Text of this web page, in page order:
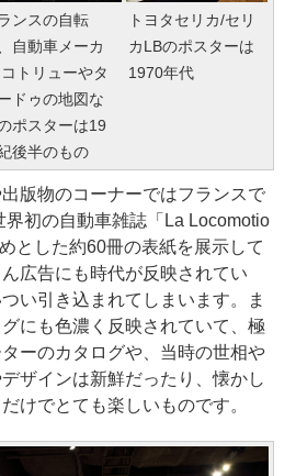
ンスの自転
自動車メーカ
トリューやタ
ドゥの地図な
ポスターは19
後半のもの
トヨタセリカ/セリ
カLBのポスターは
1970年代
版物のコーナーではフランスで
初の自動車雑誌「La Locomotio
とした約60冊の表紙を展示して
広告にも時代が反映されてい
い引き込まれてしまいます。ま
にも色濃く反映されていて、極
ーのカタログや、当時の世相や
ザインは新鮮だったり、懐かし
けでとても楽しいものです。